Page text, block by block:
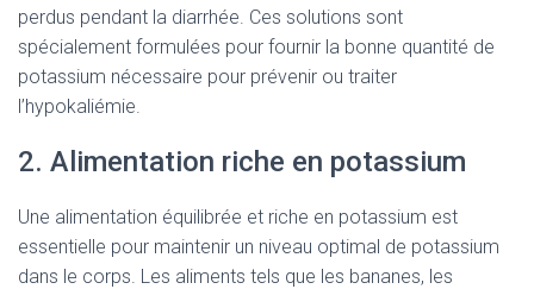
perdus pendant la diarrhée. Ces solutions sont
spécialement formulées pour fournir la bonne quantité de
potassium nécessaire pour prévenir ou traiter
l’hypokaliémie.
2. Alimentation riche en potassium
Une alimentation équilibrée et riche en potassium est
essentielle pour maintenir un niveau optimal de potassium
dans le corps. Les aliments tels que les bananes, les